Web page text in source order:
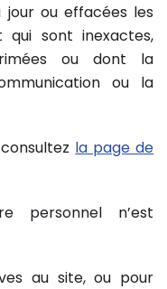
jour ou effacées les
qui sont inexactes,
ou dont la
ou la
la page de
personnel n’est
au site, ou pour